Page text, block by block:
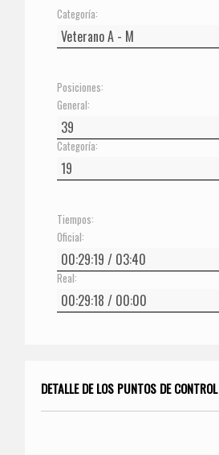
Categoría:
Posiciones:
General:
Categoría:
Tiempos:
Oficial:
Real:
DETALLE DE LOS PUNTOS DE CONTROL